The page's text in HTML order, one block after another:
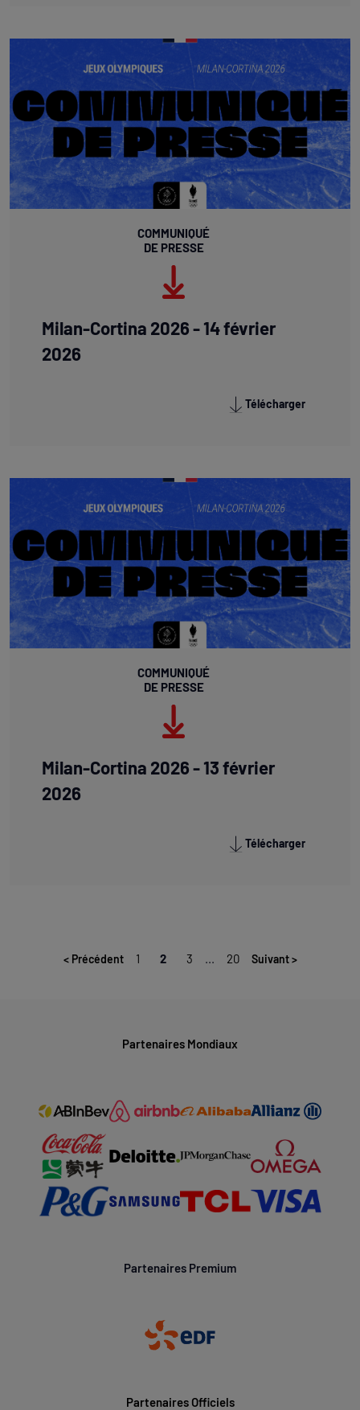
COMMUNIQUÉ
DE PRESSE
Milan-Cortina 2026 - 14 février
2026
Télécharger
COMMUNIQUÉ
DE PRESSE
Milan-Cortina 2026 - 13 février
2026
Télécharger
<Précédent 1 2 3 ... 20 Suivant>
Partenaires Mondiaux
Partenaires Premium
Partenaires Officiels